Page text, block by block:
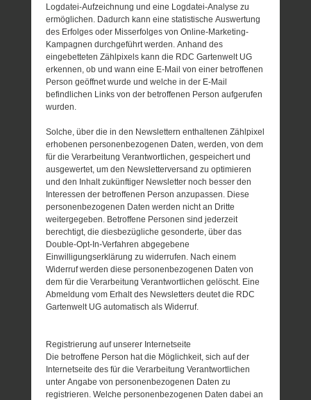
Logdatei-Aufzeichnung und eine Logdatei-Analyse zu
ermöglichen. Dadurch kann eine statistische Auswertung
des Erfolges oder Misserfolges von Online-Marketing-
Kampagnen durchgeführt werden. Anhand des
eingebetteten Zählpixels kann die RDC Gartenwelt UG
erkennen, ob und wann eine E-Mail von einer betroffenen
Person geöffnet wurde und welche in der E-Mail
befindlichen Links von der betroffenen Person aufgerufen
wurden.
Solche, über die in den Newslettern enthaltenen Zählpixel
erhobenen personenbezogenen Daten, werden, von dem
für die Verarbeitung Verantwortlichen, gespeichert und
ausgewertet, um den Newsletterversand zu optimieren
und den Inhalt zukünftiger Newsletter noch besser den
Interessen der betroffenen Person anzupassen. Diese
personenbezogenen Daten werden nicht an Dritte
weitergegeben. Betroffene Personen sind jederzeit
berechtigt, die diesbezügliche gesonderte, über das
Double-Opt-In-Verfahren abgegebene
Einwilligungserklärung zu widerrufen. Nach einem
Widerruf werden diese personenbezogenen Daten von
dem für die Verarbeitung Verantwortlichen gelöscht. Eine
Abmeldung vom Erhalt des Newsletters deutet die RDC
Gartenwelt UG automatisch als Widerruf.
Registrierung auf unserer Internetseite
Die betroffene Person hat die Möglichkeit, sich auf der
Internetseite des für die Verarbeitung Verantwortlichen
unter Angabe von personenbezogenen Daten zu
registrieren. Welche personenbezogenen Daten dabei an